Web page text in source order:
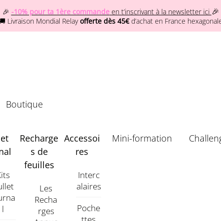
🎉 -10% pour ta 1ère commandeen t’inscrivant à la newsletter ici 🎉
Livraison Mondial Relayofferte dès 45€d’achat en France
Boutique
L
Recharge
s de
feuilles
Les
Recha
Rges
Accessoi
res
Interc
Alaires
Poche
Mini-formation